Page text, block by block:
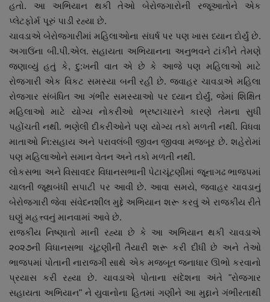
હતો. આ અભિયાન થકી તેઓ બેરોજગારોની રજૂઆતોને એક
પ્લેટફોર્મ પૂરું પાડી રહ્યા છે.
ચાવડાએ બેરોજગારીમાં મહિલાઓના સંઘર્ષ પર પણ ખાસ ધ્યાન દોર્યું છે.
અગાઉંના બી.પી.એલ. સહાયતા અભિયાનના અનુભવને ટાંકીને તેમણે
જણાવ્યું હતું કે, દુ:ખની વાત એ છે કે આજે પણ મહિલાઓ માટે
રોજગારી એક વિકટ સમસ્યા બની રહી છે. જવાહર ચાવડાએ મહિલા
રોજગાર સંબંધિત આ ગંભીર સમસ્યાઓ પર ધ્યાન દોર્યું, જેમાં શિક્ષિત
મહિલાઓ માટે યોગ્ય નોકરીઓ ભ્રષ્ટાચારને કારણે તેમના સુધી
પહોંચતી નથી. ભણેલી દીકરીઓને પણ યોગ્ય તકો મળતી નથી. વિધવા
માતાઓ નિ:સહાય અને પરાવલંબી જીવન જીવવા મજબૂર છે. શહેરોમાં
પણ મહિલાઓને સમાન વેતન અને તકો મળતી નથી.
લોકસભા અને વિસાવદર વિધાનસભાની પેટાચૂંટણીમાં જૂનાગઢ ભાજપમાં
ચાલતી જૂથબંધી સપાટી પર આવી છે. આવા સમયે, જવાહર ચાવડાનું
બેરોજગારી જેવા સંવેદનશીલ મુદ્દે અભિયાન શરૂ કરવું એ રાજકીય રીતે
ઘણું મહત્ત્વનું માનવામાં આવે છે.
રાજકીય નિષ્ણાતો માની રહ્યા છે કે આ અભિયાન થકી ચાવડાએ
૨૦૨૭ની વિધાનસભા ચૂંટણીની તૈયારી શરૂ કરી દીધી છે અને તેઓ
ભાજપમાં પોતાની નારાજગી સાથે એક મજબૂત જનાધાર ઊભો કરવાનો
પ્રયાસ કરી રહ્યા છે. ચાવડાએ પોતાના સંદેશના અંતે "રોજગાર
સહાયતા અભિયાન" ને યુવાનોના હિતમાં ગણીને આ મુદ્દાને ગંભીરતાથી